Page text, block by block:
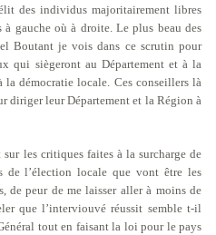
des individus majoritairement libres
à gauche où à droite. Le plus beau des
Boutant je vois dans ce scrutin pour
qui siègeront au Département et à la
démocratie locale. Ces conseillers là
diriger leur Département et la Région à
sur les critiques faites à la surcharge de
l’élection locale que vont être les
de peur de me laisser aller à moins de
que l’interviouvé réussit semble t-il
tout en faisant la loi pour le pays